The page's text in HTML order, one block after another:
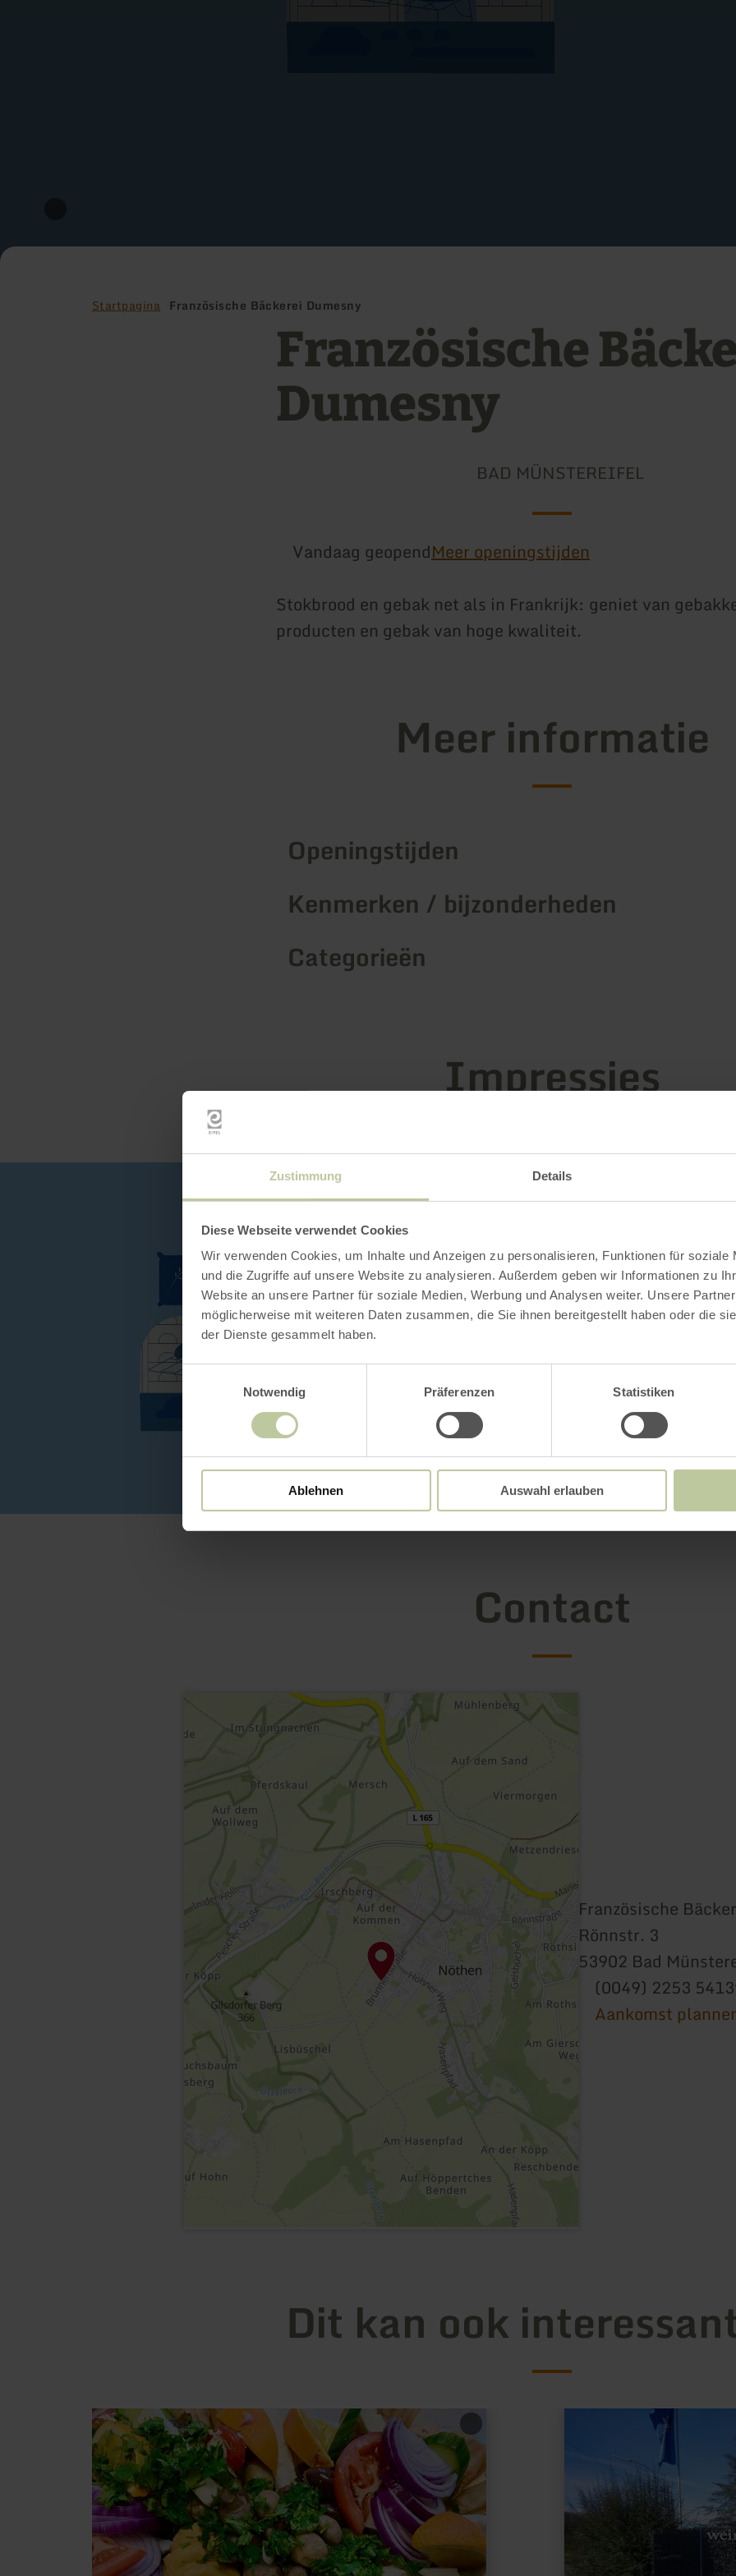
Zustimmung Details
Diese Webseite verwendet Cookies
Wir verwenden Cookies, um Inhalte und Anzeigen zu personalisieren, Funktionen für soziale
und die Zugriffe auf unsere Website zu analysieren. Außerdem geben wir Informationen zu
Website an unsere Partner für soziale Medien, Werbung und Analysen weiter. Unsere
möglicherweise mit weiteren Daten zusammen, die Sie ihnen bereitgestellt haben oder die
der Dienste gesammelt haben.
Einwilligungsauswahl
Notwendig
Präferenzen Statistiken
Ablehnen Auswahl erlauben
Startpagina Französische Bäckerei Dumesny
Französische
Dumesny
BAD MÜNSTEREIFEL
Vandaag geopendMeer openingstijden
Stokbrood en gebak net als in Frankrijk: geniet van
producten en gebak van hoge kwaliteit.
Meer informatie
Openingstijden
Kenmerken / bijzonderheden
Categorieën
Impressies
Contact
Französische
Rönnstr. 3
53902 Bad
(0049) 2253
Aankomst
Dit kan ook
meer
informatie
over:
Gastwirtschaft
"Zur
Post"